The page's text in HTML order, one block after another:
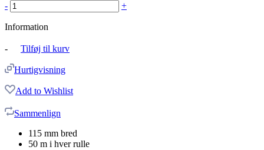
- +
Information
- Tilføj til kurv
Hurtigvisning
Add to Wishlist
Sammenlign
115 mm bred
50 m i hver rulle